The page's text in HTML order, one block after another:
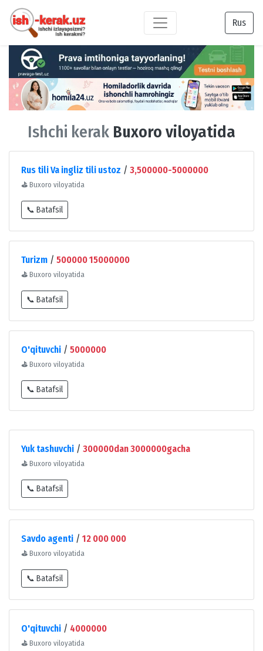
Rus
Ishchi kerak Buxoro viloyatida
Rus tili Va ingliz tili ustoz / 3,500000-5000000
⛳ Buxoro viloyatida
📞 Batafsil
Turizm / 500000 15000000
⛳ Buxoro viloyatida
📞 Batafsil
O'qituvchi / 5000000
⛳ Buxoro viloyatida
📞 Batafsil
Yuk tashuvchi / 300000dan 3000000gacha
⛳ Buxoro viloyatida
📞 Batafsil
Savdo agenti / 12 000 000
⛳ Buxoro viloyatida
📞 Batafsil
O'qituvchi / 4000000
⛳ Buxoro viloyatida